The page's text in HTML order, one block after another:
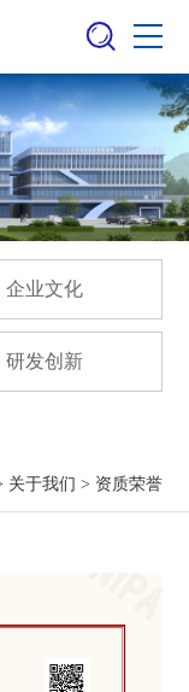
企业文化
研发创新
关于我们 > 资质荣誉